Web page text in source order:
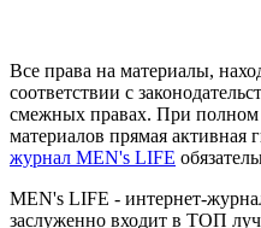
Все права на материалы,
соответствии с
смежных правах. При полном
материалов прямая активная
журнал MEN's LIFE
MEN's LIFE - интернет-
заслуженно входит в ТОП